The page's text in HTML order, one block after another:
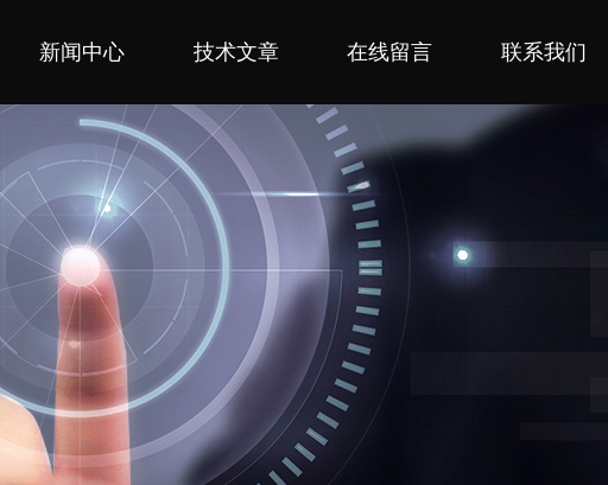
新闻中心 技术文章 在线留言 联系我们